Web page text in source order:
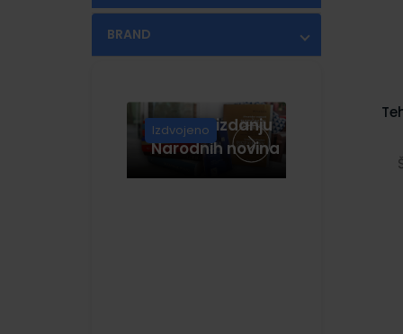
BRAND
MAPED
MARVY UCHIDA
PILOT
Knjige u izdanju
Narodnih novina
Izdvojeno